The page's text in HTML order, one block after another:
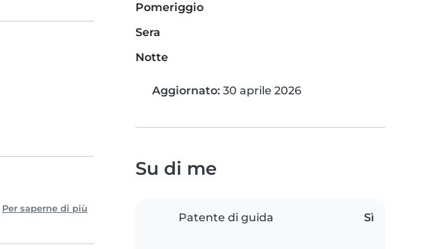
Per saperne di più
Pomeriggio
Sera
Notte
Aggiornato: 30 aprile 2026
Su di me
Patente di guida Sì